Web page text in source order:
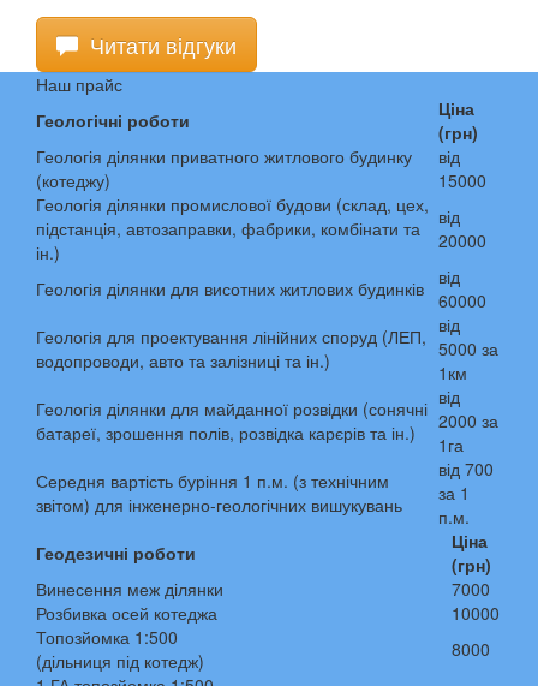
Читати відгуки
Наш прайс
Геологічні роботи
Ціна
(грн)
Геологія ділянки приватного житлового будинку
(котеджу)
від
15000
Геологія ділянки промислової будови (склад, цех,
підстанція, автозаправки, фабрики, комбінати та
ін.)
від
20000
Геологія ділянки для висотних житлових будинків
від
60000
Геологія для проектування лінійних споруд (ЛЕП,
водопроводи, авто та залізниці та ін.)
від
5000 за
1км
Геологія ділянки для майданної розвідки (сонячні
батареї, зрошення полів, розвідка карєрів та ін.)
від
2000 за
1га
Середня вартість буріння 1 п.м. (з технічним
звітом) для інженерно-геологічних вишукувань
від 700
за 1
п.м.
Геодезичні роботи
Ціна
(грн)
Винесення меж ділянки
7000
Розбивка осей котеджа
10000
Топозйомка 1:500
(дільниця під котедж)
8000